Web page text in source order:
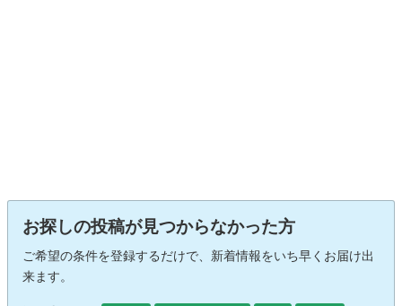
お探しの投稿が見つからなかった方
ご希望の条件を登録するだけで、新着情報をいち早くお届け出
来ます。